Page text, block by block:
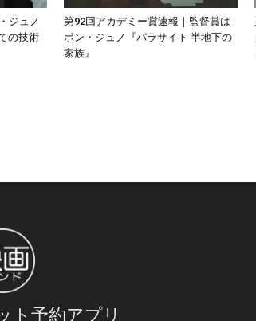
ジュノ
の技術
第92回アカデミー賞速報｜監督賞は
ポン・ジュノ『パラサイト 半地下の
家族』
ト予約アプリ